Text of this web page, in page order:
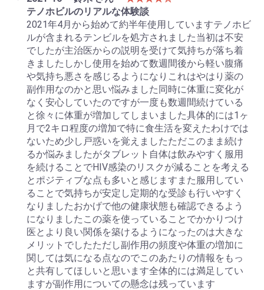
テノホビルのリアルな体験談
2021年4月から始めて約半年使用していますテノホビ
ルが含まれるテンビルを処方されました当初は不安
でしたが主治医からの説明を受けて気持ちが落ち着
きましたしかし使用を始めて数週間後から軽い腹痛
や気持ち悪さを感じるようになりこれはやはり薬の
副作用なのかと思い悩みました同時に体重に変化が
なく安心していたのですが一度も数週間続けている
と徐々に体重が増加してしまいました具体的には1ヶ
月で2キロ程度の増加で特に食生活を変えたわけでは
ないため少し戸惑いを覚えましたただこのまま続け
るか悩みましたがタブレット自体は飲みやすく服用
を続けることでHIV感染のリスクが減ることを考える
とポジティブな点も多いと感じますまた服用してい
ることで気持ちが安定し定期的な受診も行いやすく
なりましたおかげで他の健康状態も確認できるよう
になりましたこの薬を使っていることでかかりつけ
医とより良い関係を築けるようになったのは大きな
メリットでしたただし副作用の頻度や体重の増加に
関しては気になる点なのでこのあたりの情報をもっ
と共有してほしいと思います全体的には満足してい
ますが副作用についての懸念は残っています